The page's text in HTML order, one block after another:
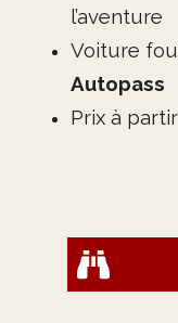
l’aventure
Voiture
Autopass
Prix à